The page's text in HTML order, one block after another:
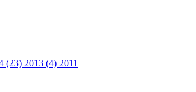
(23) 2013 (4) 2011